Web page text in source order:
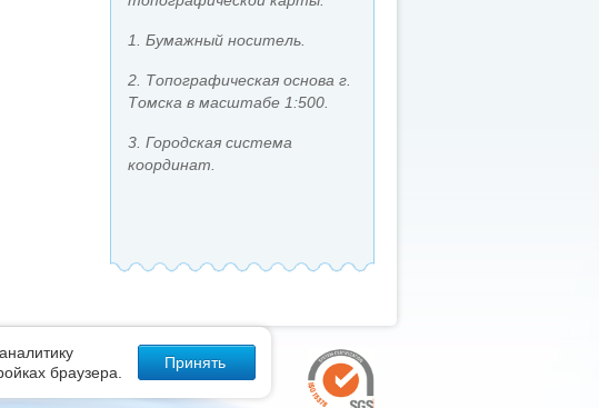
1. Бумажный носитель.
2. Топографическая основа г.
Томска в масштабе 1:500.
3. Городская система
координат.
браузера.
Принять